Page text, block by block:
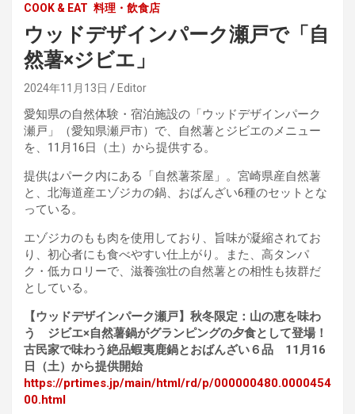
COOK & EAT 料理・飲食店
ウッドデザインパーク瀬戸で「自
然薯×ジビエ」
2024年11月13日 Editor
愛知県の自然体験・宿泊施設の「ウッドデザインパーク
瀬戸」（愛知県瀬戸市）で、自然薯とジビエのメニュー
を、11月16日（土）から提供する。
提供はパーク内にある「自然薯茶屋」。宮崎県産自然薯
と、北海道産エゾジカの鍋、おばんざい6種のセットとな
っている。
エゾジカのもも肉を使用しており、旨味が凝縮されてお
り、初心者にも食べやすい仕上がり。また、高タンパ
ク・低カロリーで、滋養強壮の自然薯との相性も抜群だ
としている。
【ウッドデザインパーク瀬戸】秋冬限定：山の恵を味わ
う ジビエ×自然薯鍋がグランピングの夕食として登場！
古民家で味わう絶品蝦夷鹿鍋とおばんざい６品 11月16
日（土）から提供開始
https://prtimes.jp/main/html/rd/p/000000480.0000454
00.html